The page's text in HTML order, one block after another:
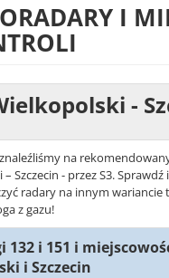
I
-
na
Szczecin - przez S3. Sprawdź
radary na innym
z gazu!
132 i 151 i
i Szczecin